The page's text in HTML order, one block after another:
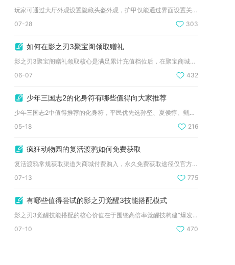
玩家可通过大厅外观设置隐藏头盔外观，护甲仅能通过界面设置关闭...
07-28
303
如何在影之刃3聚宝阁领取赠礼
影之刃3聚宝阁赠礼领取核心是满足累计充值档位后，在聚宝商城对...
06-07
432
少年三国志2的化身符有哪些值得向大家推荐
少年三国志2中值得推荐的化身符，平民优先选孙坚、夏侯惇、甄姬...
05-18
216
疯狂动物园的复活渡鸦如何免费获取
复活渡鸦常规获取渠道为商城付费购入，永久免费获取途径仅官方限...
07-13
775
有哪些值得尝试的影之刃觉醒3技能搭配模式
影之刃3觉醒技能搭配的核心价值在于围绕高倍率觉醒技构建“爆发...
07-10
470